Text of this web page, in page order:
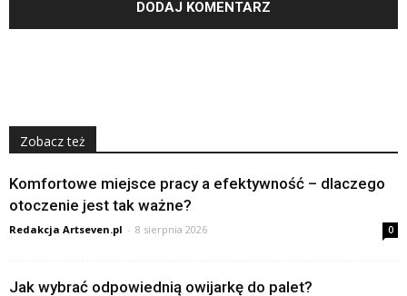
Zobacz też
Komfortowe miejsce pracy a efektywność – dlaczego
otoczenie jest tak ważne?
Redakcja Artseven.pl - 8 sierpnia 2026 0
Jak wybrać odpowiednią owijarkę do palet?